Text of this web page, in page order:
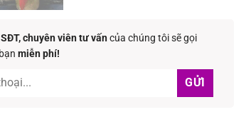
SĐT, chuyên viên tư vấncủa chúng tôi sẽ gọi
miễn phí!